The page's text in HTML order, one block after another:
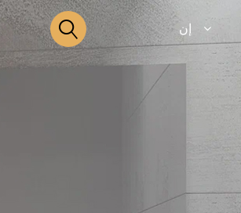
إن